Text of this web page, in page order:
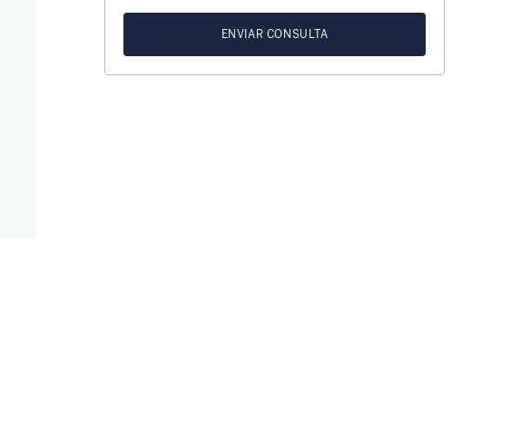
ENVIAR CONSULTA